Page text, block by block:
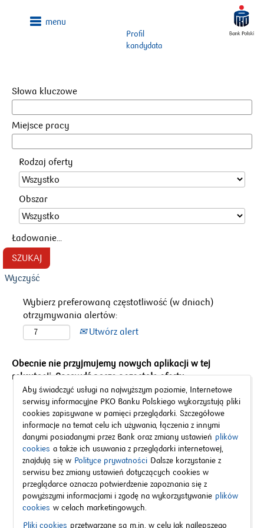
Aby świadczyć usługi na najwyższym poziomie, Internetowe
serwisy informacyjne PKO Banku Polskiego wykorzystują pliki
cookies zapisywane w pamięci przeglądarki. Szczegółowe
informacje na temat celu ich używania, łączenia z innymi
danymi posiadanymi przez Bank oraz zmiany ustawień plików
cookies a także ich usuwania z przeglądarki internetowej,
znajdują się w Polityce prywatności Dalsze korzystanie z
serwisu bez zmiany ustawień dotyczących cookies w
przeglądarce oznacza potwierdzenie zapoznania się z
powyższymi informacjami i zgodę na wykorzystywanie plików
cookies w celach marketingowych.
Pliki cookies przetwarzane są m.in. w celu jak najlepszego
Profil
kandydata
Słowa kluczowe
Miejsce pracy
Rodzaj oferty
Obszar
Ładowanie...
Wyczyść
Wybierz preferowaną częstotliwość (w dniach)
otrzymywania alertów:
Utwórz alert
Obecnie nie przyjmujemy nowych aplikacji w tej
rekrutacji. Sprawdź nasze pozostałe oferty.